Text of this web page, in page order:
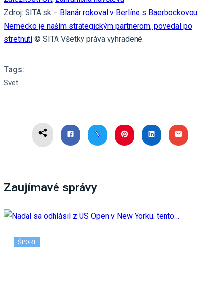
Zdroj: SITA.sk – Blanár rokoval v Berlíne s Baerbockovou.
Nemecko je naším strategickým partnerom, povedal po
stretnutí© SITA Všetky práva vyhradené.
Tags:
Svet
Zaujímavé správy
ŠPORT